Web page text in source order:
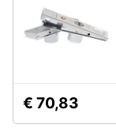
Fotografia
Abbigliamento
€ 70,83